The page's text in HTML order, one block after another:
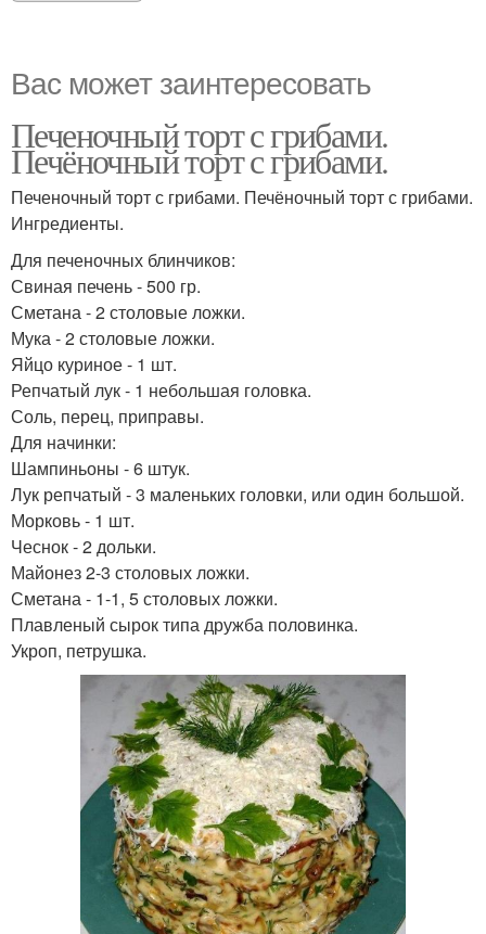
Вас может заинтересовать
Печеночный торт с грибами.
Печёночный торт с грибами.
Печеночный торт с грибами. Печёночный торт с грибами.
Ингредиенты.
Для печеночных блинчиков:
Свиная печень - 500 гр.
Сметана - 2 столовые ложки.
Мука - 2 столовые ложки.
Яйцо куриное - 1 шт.
Репчатый лук - 1 небольшая головка.
Соль, перец, приправы.
Для начинки:
Шампиньоны - 6 штук.
Лук репчатый - 3 маленьких головки, или один большой.
Морковь - 1 шт.
Чеснок - 2 дольки.
Майонез 2-3 столовых ложки.
Сметана - 1-1, 5 столовых ложки.
Плавленый сырок типа дружба половинка.
Укроп, петрушка.